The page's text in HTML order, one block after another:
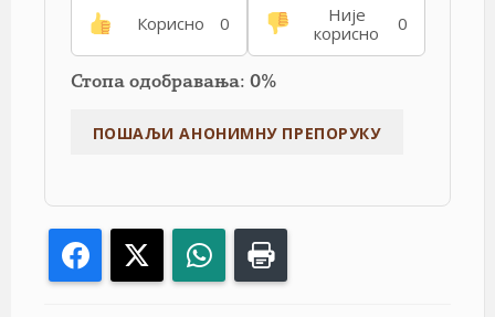
Корисно 0
Није
корисно
0
Стопа одобравања: 0%
Facebook WhatsApp